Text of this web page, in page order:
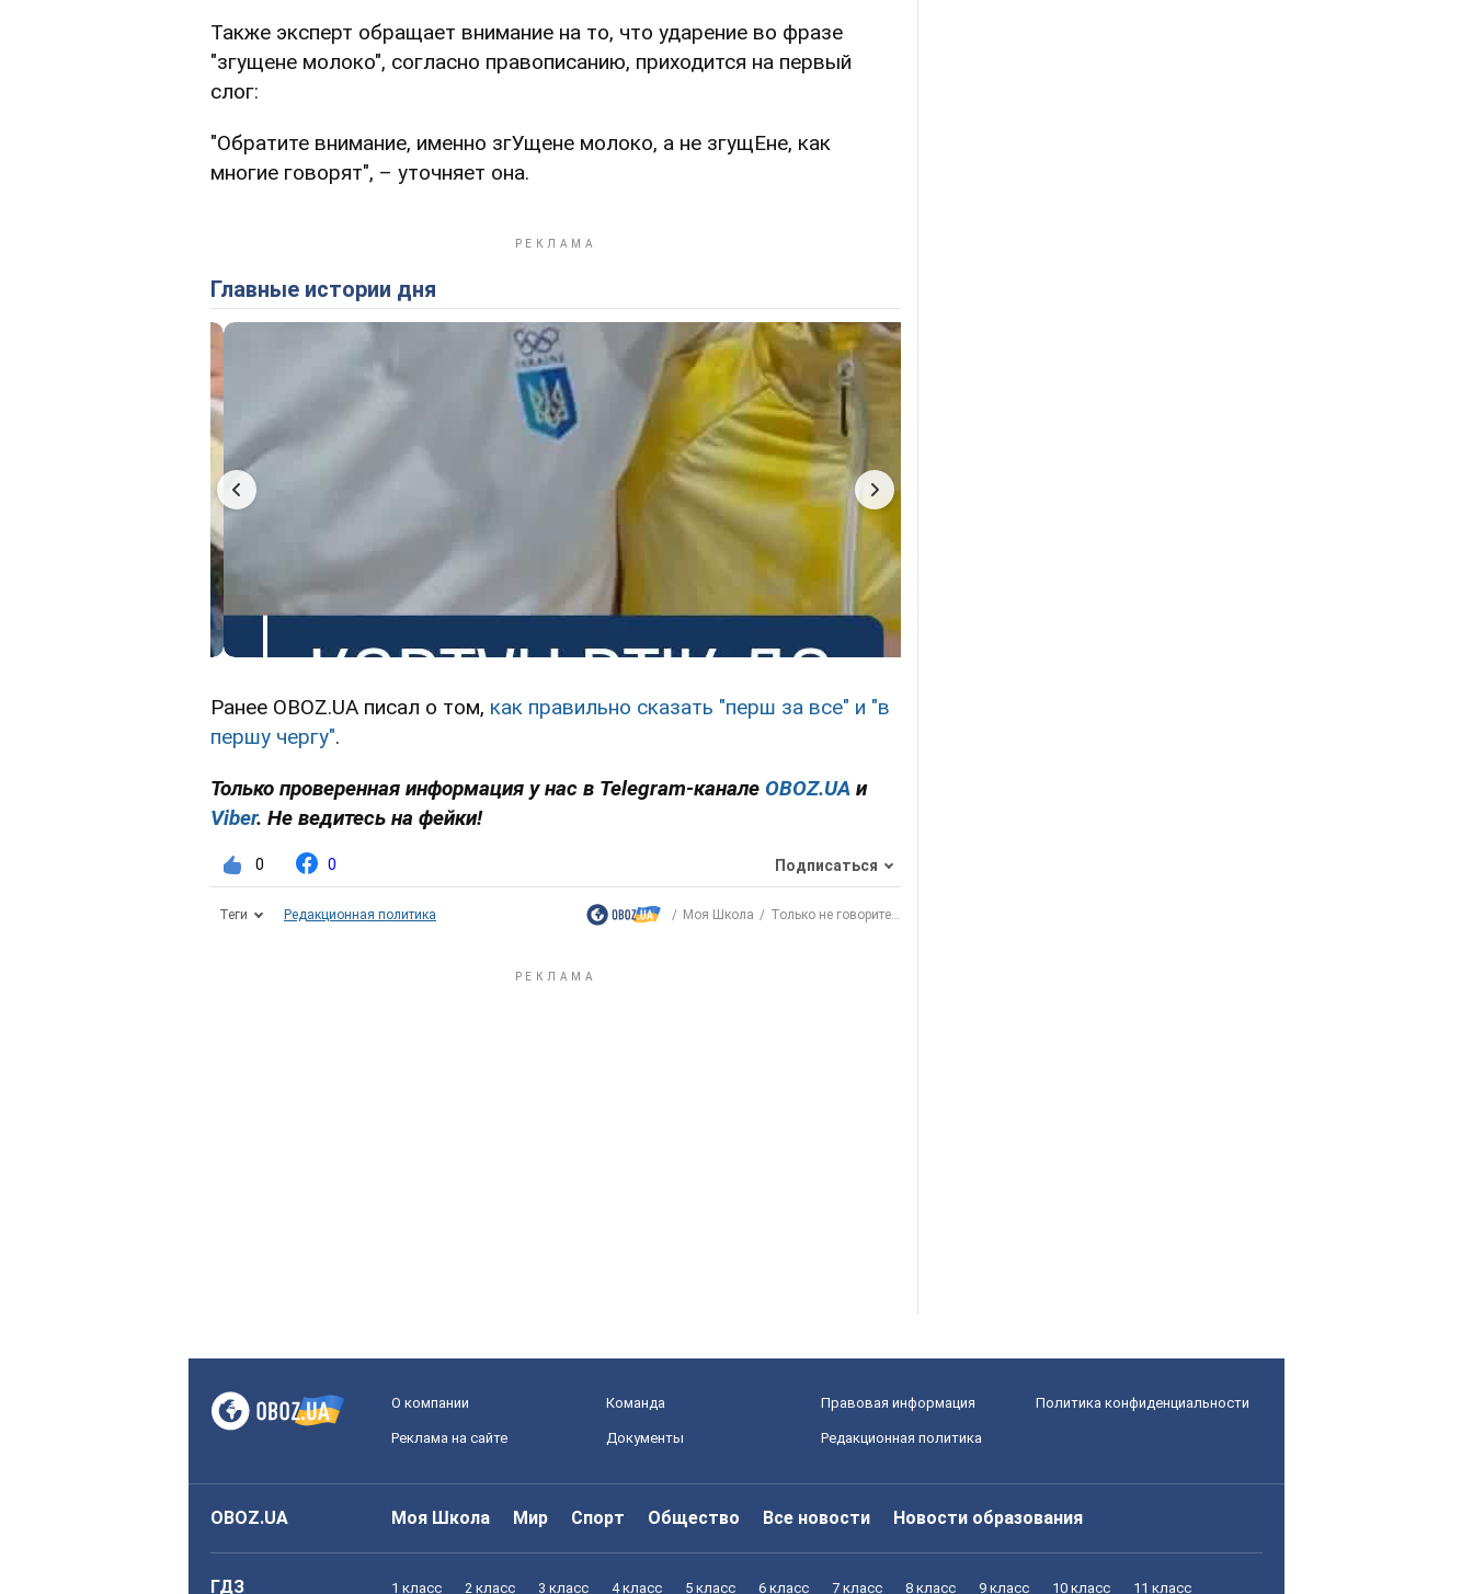
Также эксперт обращает внимание на то, что ударение во фразе
"згущене молоко", согласно правописанию, приходится на первый
слог:
"Обратите внимание, именно згУщене молоко, а не згущЕне, как
многие говорят", – уточняет она.
Главные истории дня
Ранее OBOZ.UA писал о том, как правильно сказать "перш за все" и "в
першу чергу".
Только проверенная информация у нас в Telegram-канале OBOZ.UA и
Viber. Не ведитесь на фейки!
0 0 Подписаться
Теги Редакционная политика Моя Школа Только не говорите...
О компании Команда Правовая информация Политика конфиденциальности
Реклама на сайте Документы Редакционная политика
OBOZ.UA Моя Школа Мир Спорт Общество Все новости Новости образования
ГДЗ 1 класс 2 класс 3 класс 4 класс 5 класс 6 класс 7 класс 8 класс 9 класс 10 класс 11 класс